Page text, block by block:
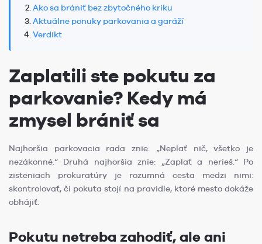
Ako sa brániť bez zbytočného kriku
Aktuálne ponuky parkovania a garáží
Verdikt
Zaplatili ste pokutu za
parkovanie? Kedy má
zmysel brániť sa
Najhoršia parkovacia rada znie: „Neplať nič, všetko je
nezákonné.“ Druhá najhoršia znie: „Zaplať a nerieš.“ Po
zisteniach prokuratúry je rozumná cesta medzi nimi:
skontrolovať, či pokuta stojí na pravidle, ktoré mesto dokáže
obhájiť.
Pokutu netreba zahodiť, ale ani